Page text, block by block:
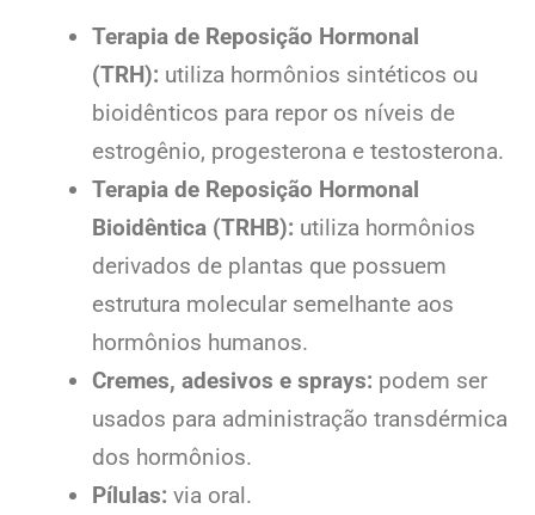
Terapia de Reposição Hormonal
(TRH): utiliza hormônios sintéticos ou
bioidênticos para repor os níveis de
estrogênio, progesterona e testosterona.
Terapia de Reposição Hormonal
Bioidêntica (TRHB): utiliza hormônios
derivados de plantas que possuem
estrutura molecular semelhante aos
hormônios humanos.
Cremes, adesivos e sprays: podem ser
usados para administração transdérmica
dos hormônios.
Pílulas: via oral.